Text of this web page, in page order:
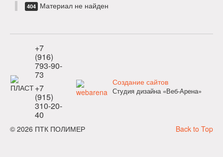
404 Материал не найден
+7
(916)
793-90-
73
+7
(915)
310-20-
40
Создание сайтов
Студия дизайна «Веб-Арена»
Back to Top
© 2026 ПТК ПОЛИМЕР